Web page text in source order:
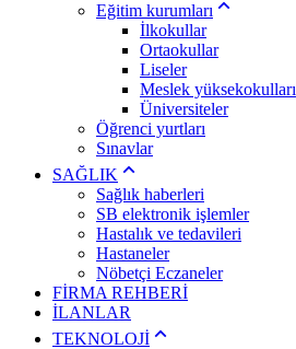
Eğitim kurumları
İlkokullar
Ortaokullar
Liseler
Meslek yüksekokulları
Üniversiteler
Öğrenci yurtları
Sınavlar
SAĞLIK
Sağlık haberleri
SB elektronik işlemler
Hastalık ve tedavileri
Hastaneler
Nöbetçi Eczaneler
FİRMA REHBERİ
İLANLAR
TEKNOLOJİ